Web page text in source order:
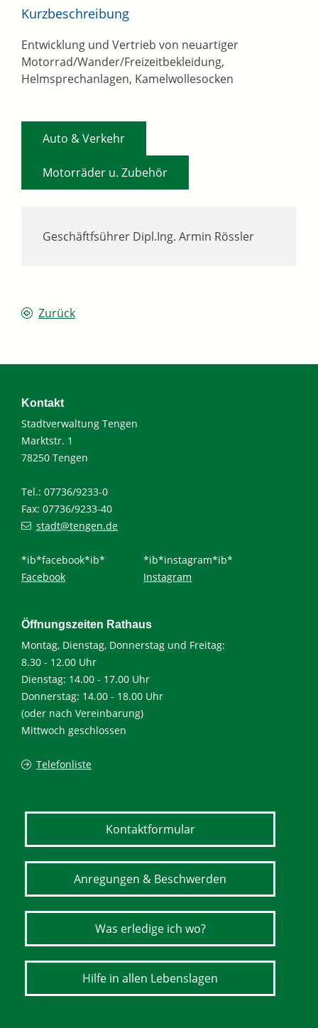
Geschäftfsührer Dipl.Ing. Armin Rössler
Kurzbeschreibung
Entwicklung und Vertrieb von neuartiger
Motorrad/Wander/Freizeitbekleidung,
Helmsprechanlagen, Kamelwollesocken
Auto & Verkehr
Motorräder u. Zubehör
Zurück
Kontakt
Stadtverwaltung Tengen
Marktstr. 1
78250 Tengen
Tel.: 07736/9233-0
Fax: 07736/9233-40
stadt@tengen.de
*ib*facebook*ib*
Facebook
*ib*instagram*ib*
Instagram
Öffnungszeiten Rathaus
Montag, Dienstag, Donnerstag und Freitag:
8.30 - 12.00 Uhr
Dienstag: 14.00 - 17.00 Uhr
Donnerstag: 14.00 - 18.00 Uhr
(oder nach Vereinbarung)
Mittwoch geschlossen
Telefonliste
Kontaktformular
Anregungen & Beschwerden
Was erledige ich wo?
Hilfe in allen Lebenslagen